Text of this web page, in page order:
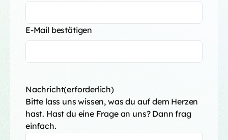
E-Mail bestätigen
Nachricht(erforderlich)
Bitte lass uns wissen, was du auf dem Herzen
hast. Hast du eine Frage an uns? Dann frag
einfach.